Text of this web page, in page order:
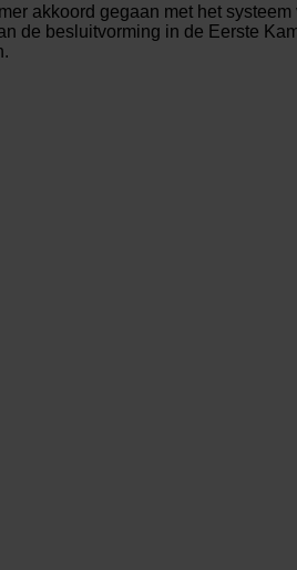
akkoord gegaan met het
de besluitvorming in de Eerste